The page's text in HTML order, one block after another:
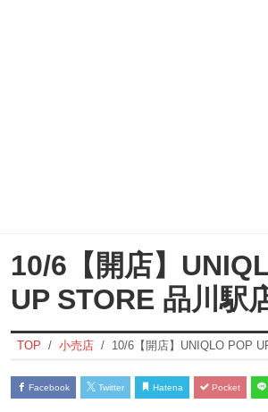
10/6【開店】
UP STORE 品川駅
TOP 小売店 10/6【開店】UNIQLO POP
Facebook Twitter Hatena Pocket